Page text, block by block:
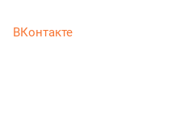
ВКонтакте